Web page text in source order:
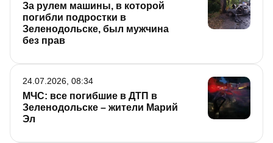
За рулем машины, в которой
погибли подростки в
Зеленодольске, был мужчина
без прав
МЧС: все погибшие в ДТП в
Зеленодольске – жители Марий
Эл
24.07.2026, 08:34